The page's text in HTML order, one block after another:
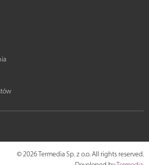
© 2026 Termedia Sp. z o.o. All rights reserved.